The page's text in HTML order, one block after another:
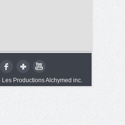
Productions Alchymed inc.